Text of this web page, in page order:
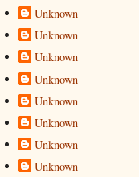
Unknown
Unknown
Unknown
Unknown
Unknown
Unknown
Unknown
Unknown